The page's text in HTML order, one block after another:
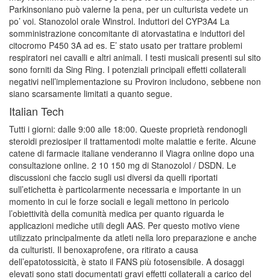
Parkinsoniano può valerne la pena, per un culturista vedete un
po’ voi. Stanozolol orale Winstrol. Induttori del CYP3A4 La
somministrazione concomitante di atorvastatina e induttori del
citocromo P450 3A ad es. E’ stato usato per trattare problemi
respiratori nei cavalli e altri animali. I testi musicali presenti sul sito
sono forniti da Sing Ring. I potenziali principali effetti collaterali
negativi nell’implementazione su Proviron includono, sebbene non
siano scarsamente limitati a quanto segue.
Italian Tech
Tutti i giorni: dalle 9:00 alle 18:00. Queste proprietà rendonogli
steroidi preziosiper il trattamentodi molte malattie e ferite. Alcune
catene di farmacie italiane venderanno il Viagra online dopo una
consultazione online. 2 10 150 mg di Stanozolol / DSDN. Le
discussioni che faccio sugli usi diversi da quelli riportati
sull’etichetta è particolarmente necessaria e importante in un
momento in cui le forze sociali e legali mettono in pericolo
l’obiettività della comunità medica per quanto riguarda le
applicazioni mediche utili degli AAS. Per questo motivo viene
utilizzato principalmente da atleti nella loro preparazione e anche
da culturisti. Il benoxaprofene, ora ritirato a causa
dell’epatotossicità, è stato il FANS più fotosensibile. A dosaggi
elevati sono stati documentati gravi effetti collaterali a carico del